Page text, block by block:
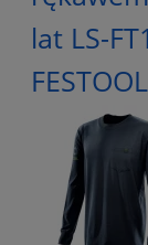
lat LS-